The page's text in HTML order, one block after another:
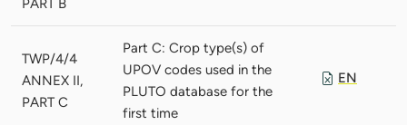
PART B
TWP/4/4
ANNEX II,
PART C
Part C: Crop type(s) of
UPOV codes used in the
PLUTO database for the
first time
EN